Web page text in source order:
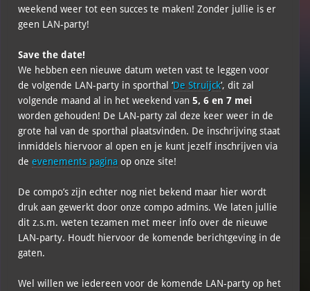
weekend weer tot een succes te maken! Zonder jullie is er
geen LAN-party!
Save the date!
We hebben een nieuwe datum weten vast te leggen voor
de volgende LAN-party in sporthal ‘De Struijck’, dit zal
volgende maand al in het weekend van 5, 6 en 7 mei
worden gehouden! De LAN-party zal deze keer weer in de
grote hal van de sporthal plaatsvinden. De inschrijving staat
inmiddels hiervoor al open en je kunt jezelf inschrijven via
de evenements pagina op onze site!
De compo’s zijn echter nog niet bekend maar hier wordt
druk aan gewerkt door onze compo admins. We laten jullie
dit z.s.m. weten tezamen met meer info over de nieuwe
LAN-party. Houdt hiervoor de komende berichtgeving in de
gaten.
Wel willen we iedereen voor de komende LAN-party op het